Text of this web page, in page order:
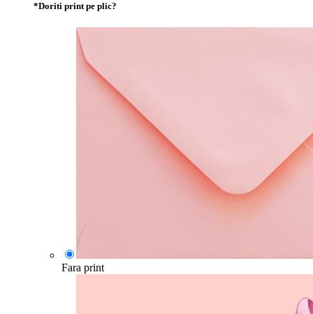
*Doriti print pe plic?
Fara print